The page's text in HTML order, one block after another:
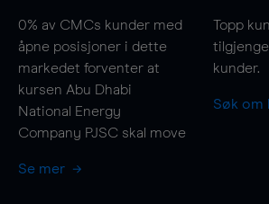
0% av CMCs kunder med
åpne posisjoner i dette
markedet forventer at
kursen Abu Dhabi
National Energy
Company PJSC skal move
Se mer
Topp
kunder.
Søk om